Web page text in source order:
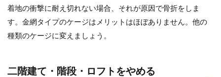
着地の衝撃に耐え切れない場合、それが原因で骨折をしま
す。金網タイプのケージはメリットはほぼありません。他の
種類のケージに変えましょう。
二階建て・階段・ロフトをやめる